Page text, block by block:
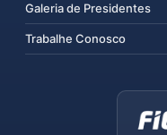
Galeria de Presidentes
Trabalhe Conosco